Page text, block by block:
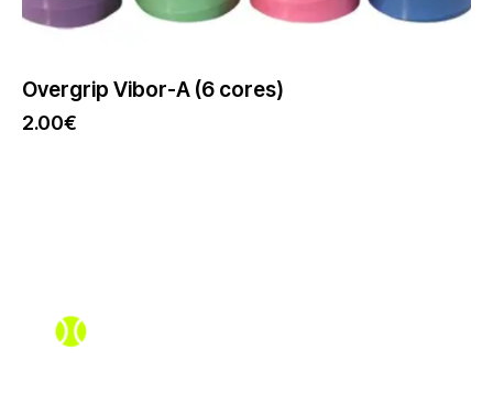
Overgrip Vibor-A (6 cores)
2.00€